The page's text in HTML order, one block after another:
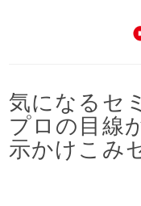
気になるセ
プロの目線
示かけこみ